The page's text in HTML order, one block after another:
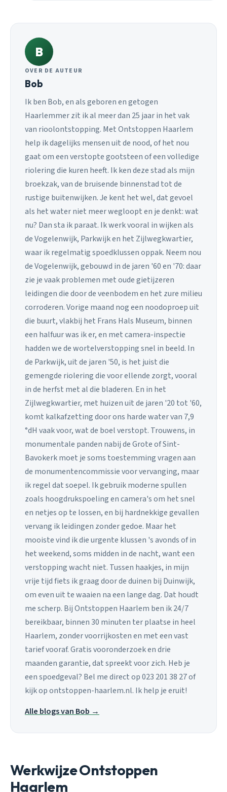
B
OVER DE AUTEUR
Bob
Ik ben Bob, en als geboren en getogen
Haarlemmer zit ik al meer dan 25 jaar in het vak
van rioolontstopping. Met Ontstoppen Haarlem
help ik dagelijks mensen uit de nood, of het nou
gaat om een verstopte gootsteen of een volledige
riolering die kuren heeft. Ik ken deze stad als mijn
broekzak, van de bruisende binnenstad tot de
rustige buitenwijken. Je kent het wel, dat gevoel
als het water niet meer wegloopt en je denkt: wat
nu? Dan sta ik paraat. Ik werk vooral in wijken als
de Vogelenwijk, Parkwijk en het Zijlwegkwartier,
waar ik regelmatig spoedklussen oppak. Neem nou
de Vogelenwijk, gebouwd in de jaren '60 en '70: daar
zie je vaak problemen met oude gietijzeren
leidingen die door de veenbodem en het zure milieu
corroderen. Vorige maand nog een noodoproep uit
die buurt, vlakbij het Frans Hals Museum, binnen
een halfuur was ik er, en met camera-inspectie
hadden we de wortelverstopping snel in beeld. In
de Parkwijk, uit de jaren '50, is het juist die
gemengde riolering die voor ellende zorgt, vooral
in de herfst met al die bladeren. En in het
Zijlwegkwartier, met huizen uit de jaren '20 tot '60,
komt kalkafzetting door ons harde water van 7,9
°dH vaak voor, wat de boel verstopt. Trouwens, in
monumentale panden nabij de Grote of Sint-
Bavokerk moet je soms toestemming vragen aan
de monumentencommissie voor vervanging, maar
ik regel dat soepel. Ik gebruik moderne spullen
zoals hoogdrukspoeling en camera's om het snel
en netjes op te lossen, en bij hardnekkige gevallen
vervang ik leidingen zonder gedoe. Maar het
mooiste vind ik die urgente klussen 's avonds of in
het weekend, soms midden in de nacht, want een
verstopping wacht niet. Tussen haakjes, in mijn
vrije tijd fiets ik graag door de duinen bij Duinwijk,
om even uit te waaien na een lange dag. Dat houdt
me scherp. Bij Ontstoppen Haarlem ben ik 24/7
bereikbaar, binnen 30 minuten ter plaatse in heel
Haarlem, zonder voorrijkosten en met een vast
tarief vooraf. Gratis vooronderzoek en drie
maanden garantie, dat spreekt voor zich. Heb je
een spoedgeval? Bel me direct op 023 201 38 27 of
kijk op ontstoppen-haarlem.nl. Ik help je eruit!
Alle blogs van Bob →
Werkwijze Ontstoppen
Haarlem